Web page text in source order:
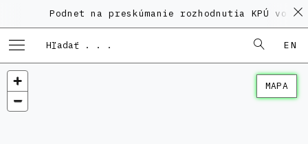
Podnet na preskúmanie rozhodnutia KPÚ vo veci
EN
MAPA